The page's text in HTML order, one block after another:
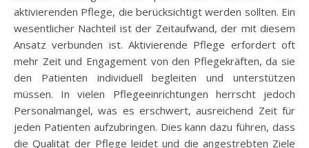
aktivierenden Pflege, die berücksichtigt werden sollten. Ein
wesentlicher Nachteil ist der Zeitaufwand, der mit diesem
Ansatz verbunden ist. Aktivierende Pflege erfordert oft
mehr Zeit und Engagement von den Pflegekräften, da sie
den Patienten individuell begleiten und unterstützen
müssen. In vielen Pflegeeinrichtungen herrscht jedoch
Personalmangel, was es erschwert, ausreichend Zeit für
jeden Patienten aufzubringen. Dies kann dazu führen, dass
die Qualität der Pflege leidet und die angestrebten Ziele